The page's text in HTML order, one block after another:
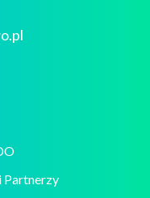
Partnerzy